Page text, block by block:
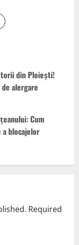
din Ploiești!
alergare
Cum
a blocajelor
Required